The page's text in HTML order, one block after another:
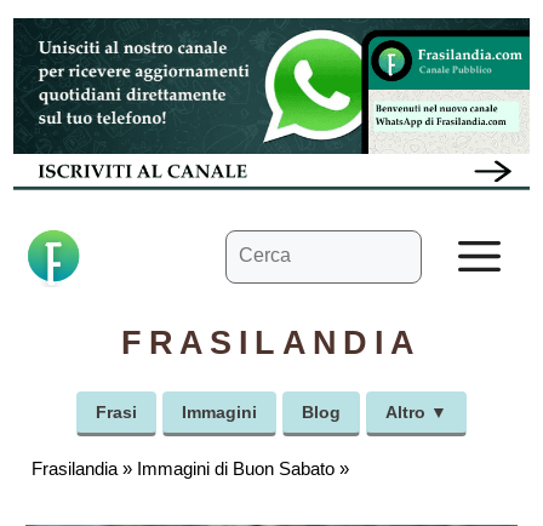
Vai
contenuto
Ricerca
per:
FRASILANDIA
Frasi Immagini Blog Altro ▼
Frasilandia » Immagini di Buon Sabato »